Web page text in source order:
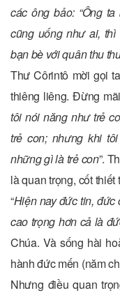
các ông bảo: “Ông
cũng uống như ai,
bạn bè với quân thu
Thư Côrintô mời gọi
thiêng liêng. Đừng
tôi nói năng như trẻ
trẻ con; nhưng khi
những gì là trẻ con”.
là quan trọng, cốt
“Hiện nay đức tin, đức
cao trọng hơn cả là
Chúa. Và sống hài
hành đức mến (năm
Nhưng điều quan